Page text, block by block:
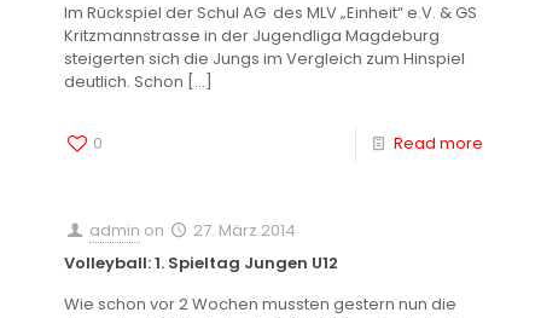
Im Rückspiel der Schul AG des MLV „Einheit“ e.V. & GS
Kritzmannstrasse in der Jugendliga Magdeburg
steigerten sich die Jungs im Vergleich zum Hinspiel
deutlich. Schon […]
0 Read more
admin on
27. März 2014
Volleyball: 1. Spieltag Jungen U12
Wie schon vor 2 Wochen mussten gestern nun die